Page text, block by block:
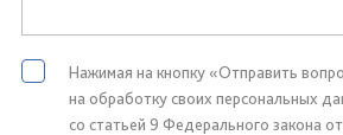
Нажимая на кнопку «Отправить
на обработку своих персональных
со статьей 9 Федерального закона